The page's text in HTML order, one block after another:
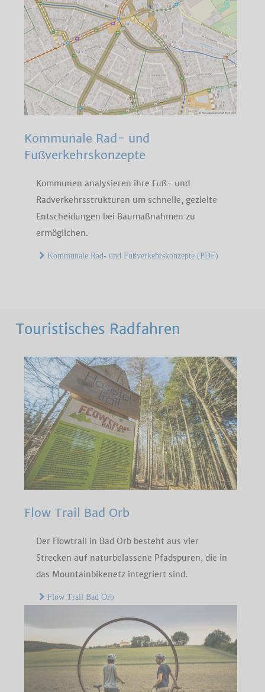
Kommunale Rad- und
Fußverkehrskonzepte
Kommunen analysieren ihre Fuß- und
Radverkehrsstrukturen um schnelle, gezielte
Entscheidungen bei Baumaßnahmen zu
ermöglichen.
Kommunale Rad- und Fußverkehrskonzepte (PDF)
Touristisches Radfahren
Flow Trail Bad Orb
Der Flowtrail in Bad Orb besteht aus vier
Strecken auf naturbelassene Pfadspuren, die in
das Mountainbikenetz integriert sind.
Flow Trail Bad Orb